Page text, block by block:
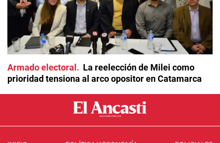
Armado electoral
La reelección de Milei como
prioridad tensiona al arco opositor en Catamarca